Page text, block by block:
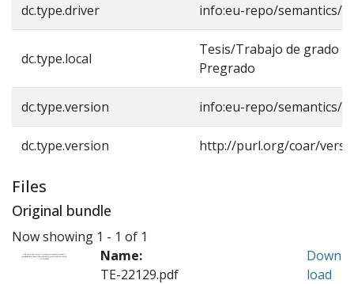
dc.type.driver info:eu-repo/semantics/
dc.type.local
Tesis/Trabajo de grado -
Pregrado
dc.type.version info:eu-repo/semantics/
dc.type.version http://purl.org/coar/
Files
Original bundle
Now showing 1 - 1 of 1
Name:
TE-22129.pdf
Down
load